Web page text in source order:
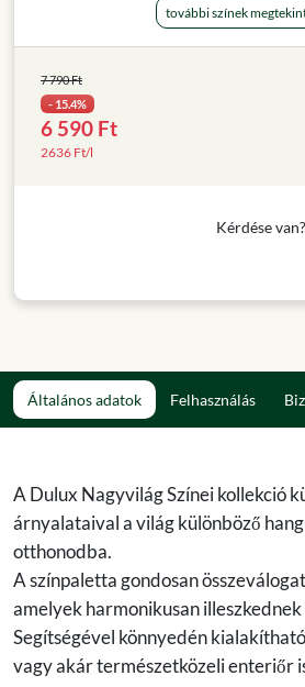
további színek
7 790 Ft
- 15.4%
6 590 Ft
2636 Ft/l
Kérdése
Általános adatok Felhasználás
A Dulux Nagyvilág Színei kollekció
árnyalataival a világ különböző
otthonodba.
A színpaletta gondosan
amelyek harmonikusan illeszkednek
Segítségével könnyedén
vagy akár természetközeli enteriőr